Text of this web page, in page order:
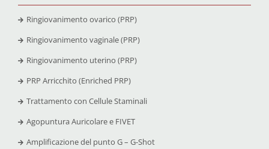
Ringiovanimento ovarico (PRP)
Ringiovanimento vaginale (PRP)
Ringiovanimento uterino (PRP)
PRP Arricchito (Enriched PRP)
Trattamento con Cellule Staminali
Agopuntura Auricolare e FIVET
Amplificazione del punto G – G-Shot